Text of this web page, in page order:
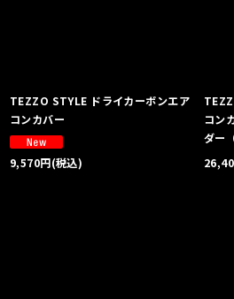
TEZZO STYLE ドライカーボンエア
コンカバー
9,570円(税込)
コン
ダー